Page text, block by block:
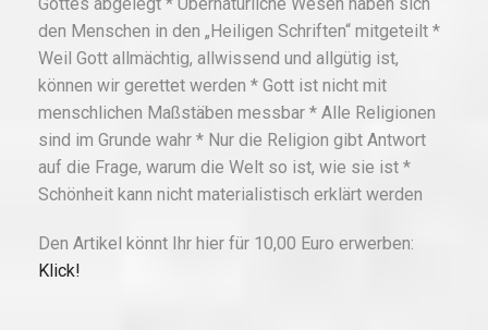
den Menschen in den „Heiligen Schriften“ mitgeteilt *
Weil Gott allmächtig, allwissend und allgütig ist,
können wir gerettet werden * Gott ist nicht mit
menschlichen Maßstäben messbar * Alle Religionen
sind im Grunde wahr * Nur die Religion gibt Antwort
auf die Frage, warum die Welt so ist, wie sie ist *
Schönheit kann nicht materialistisch erklärt werden
Den Artikel könnt Ihr hier für 10,00 Euro erwerben:
Klick!